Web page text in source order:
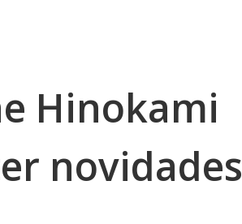
Hinokami
novidades